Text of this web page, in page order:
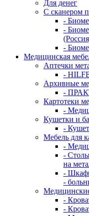
Для денег
С сканером
-
-
-
Медицинская
Аптечки
-
Архивные
-
Картотеки
-
Кушетки и
-
Мебель для
-
-
на
-
-
-
-